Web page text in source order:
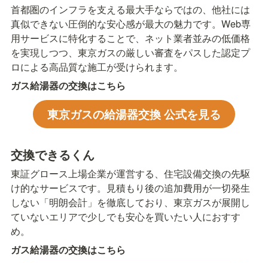
首都圏のインフラを支える最大手ならではの、他社には
真似できない圧倒的な安心感が最大の魅力です。Web専
用サービスに特化することで、ネット業者並みの低価格
を実現しつつ、東京ガスの厳しい審査をパスした認定プ
ロによる高品質な施工が受けられます。
ガス給湯器の交換はこちら
東京ガスの給湯器交換 公式を見る
交換できるくん
東証グロース上場企業が運営する、住宅設備交換の先駆
け的なサービスです。見積もり後の追加費用が一切発生
しない「明朗会計」を徹底しており、東京ガスが展開し
ていないエリアで少しでも安心を買いたい人におすす
め。
ガス給湯器の交換はこちら